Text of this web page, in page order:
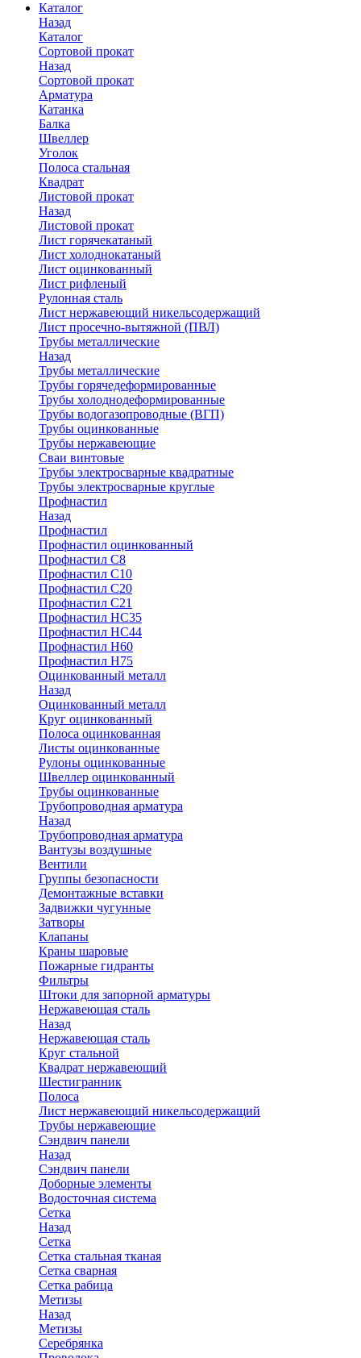
Каталог
Назад
Каталог
Сортовой прокат
Назад
Сортовой прокат
Арматура
Катанка
Балка
Швеллер
Уголок
Полоса стальная
Квадрат
Листовой прокат
Назад
Листовой прокат
Лист горячекатаный
Лист холоднокатаный
Лист оцинкованный
Лист рифленый
Рулонная сталь
Лист нержавеющий никельсодержащий
Лист просечно-вытяжной (ПВЛ)
Трубы металлические
Назад
Трубы металлические
Трубы горячедеформированные
Трубы холоднодеформированные
Трубы водогазопроводные (ВГП)
Трубы оцинкованные
Трубы нержавеющие
Сваи винтовые
Трубы электросварные квадратные
Трубы электросварные круглые
Профнастил
Назад
Профнастил
Профнастил оцинкованный
Профнастил С8
Профнастил С10
Профнастил С20
Профнастил С21
Профнастил НС35
Профнастил НС44
Профнастил Н60
Профнастил Н75
Оцинкованный металл
Назад
Оцинкованный металл
Круг оцинкованный
Полоса оцинкованная
Листы оцинкованные
Рулоны оцинкованные
Швеллер оцинкованный
Трубы оцинкованные
Трубопроводная арматура
Назад
Трубопроводная арматура
Вантузы воздушные
Вентили
Группы безопасности
Демонтажные вставки
Задвижки чугунные
Затворы
Клапаны
Краны шаровые
Пожарные гидранты
Фильтры
Штоки для запорной арматуры
Нержавеющая сталь
Назад
Нержавеющая сталь
Круг стальной
Квадрат нержавеющий
Шестигранник
Полоса
Лист нержавеющий никельсодержащий
Трубы нержавеющие
Сэндвич панели
Назад
Сэндвич панели
Доборные элементы
Водосточная система
Сетка
Назад
Сетка
Сетка стальная тканая
Сетка сварная
Сетка рабица
Метизы
Назад
Метизы
Серебрянка